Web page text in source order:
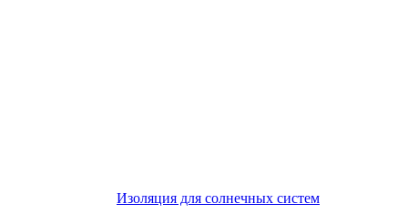
Изоляция для солнечных систем